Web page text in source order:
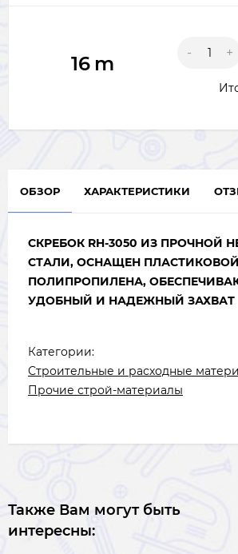
16 m - +
ОБЗОР ХАРАКТЕРИСТИКИ
СКРЕБОК RH-3050 ИЗ ПРОЧНОЙ
СТАЛИ, ОСНАЩЕН
ПОЛИПРОПИЛЕНА,
УДОБНЫЙ И НАДЕЖНЫЙ ЗАХВАТ
Категории:
Строительные и расходные
Прочие строй-материалы
Также Вам могут быть
интересны: